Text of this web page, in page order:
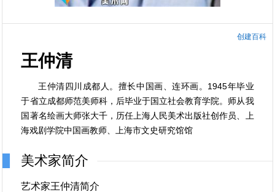
创建百科
王仲清
王仲清四川成都人。擅长中国画、连环画。1945年毕业
于省立成都师范美师科，后毕业于国立社会教育学院。师从我
国著名绘画大师张大千，历任上海人民美术出版社创作员、上
海戏剧学院中国画教师、上海市文史研究馆馆
美术家简介
艺术家王仲清简介